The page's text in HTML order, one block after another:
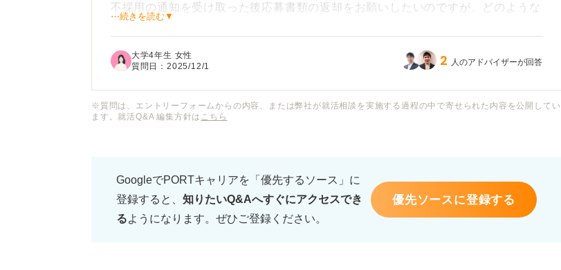
不採用の通知を受け取った後応募書類の返却をお願いしたいのですが、どのような
特にメールで依頼する場合の文面の書き方や返信用封筒を同封するなど、確実に返
応募書類の返却を依頼する際の正しいマナーと、依頼後の対応方法について具体的
⋯続きを読む▼
大学4年生 女性
質問日：2025/12/1 2 人のアドバイザーが回答
※質問は、エントリーフォームからの内容、または弊社が就活相談を実施する過程の中で寄せられた内容を公開してい
ます。就活Q&A 編集方針は こちら
GoogleでPORTキャリアを「優先するソース」に
登録すると、 知りたいQ&Aへすぐにアクセスでき
るようになります。ぜひご登録ください。
優先ソースに登録する